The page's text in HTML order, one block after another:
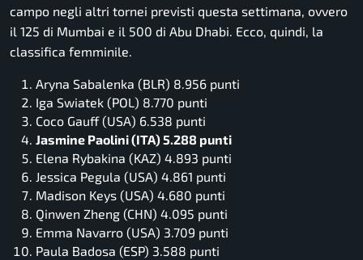
campo negli altri tornei previsti questa settimana, ovvero
il 125 di Mumbai e il 500 di Abu Dhabi. Ecco, quindi, la
classifica femminile.
Aryna Sabalenka (BLR) 8.956 punti
Iga Swiatek (POL) 8.770 punti
Coco Gauff (USA) 6.538 punti
Jasmine Paolini (ITA) 5.288 punti
Elena Rybakina (KAZ) 4.893 punti
Jessica Pegula (USA) 4.861 punti
Madison Keys (USA) 4.680 punti
Qinwen Zheng (CHN) 4.095 punti
Emma Navarro (USA) 3.709 punti
Paula Badosa (ESP) 3.588 punti